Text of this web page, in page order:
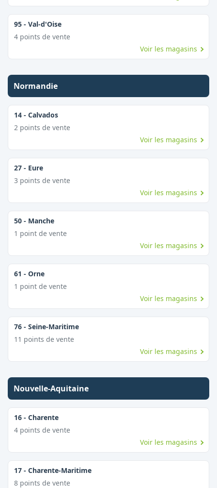
95 - Val-d'Oise
4 points de vente
Voir les magasins
Normandie
14 - Calvados
2 points de vente
Voir les magasins
27 - Eure
3 points de vente
Voir les magasins
50 - Manche
1 point de vente
Voir les magasins
61 - Orne
1 point de vente
Voir les magasins
76 - Seine-Maritime
11 points de vente
Voir les magasins
Nouvelle-Aquitaine
16 - Charente
4 points de vente
Voir les magasins
17 - Charente-Maritime
8 points de vente